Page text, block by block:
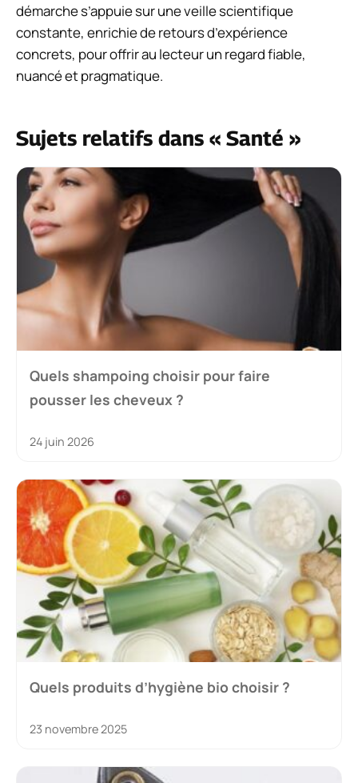
démarche s’appuie sur une veille scientifique
constante, enrichie de retours d’expérience
concrets, pour offrir au lecteur un regard fiable,
nuancé et pragmatique.
Sujets relatifs dans « Santé »
Quels shampoing choisir pour faire
pousser les cheveux ?
24 juin 2026
Quels produits d’hygiène bio choisir ?
23 novembre 2025